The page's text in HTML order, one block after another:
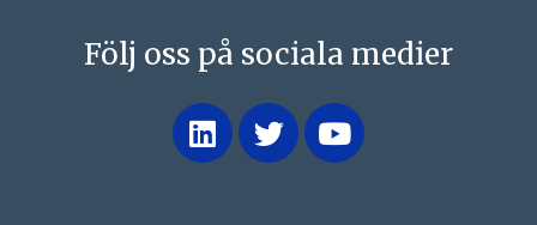
Följ oss på sociala medier